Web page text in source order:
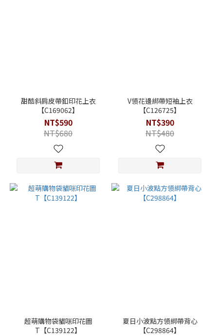
甜酷斜肩皮帶釦印花上衣
【C169062】
NT$590
NT$680
V領花邊綁帶短袖上衣
【C126725】
NT$390
NT$480
超萌購物袋貓咪印花圖
T【C139122】
夏日小波點方領綁帶背心
【C298864】